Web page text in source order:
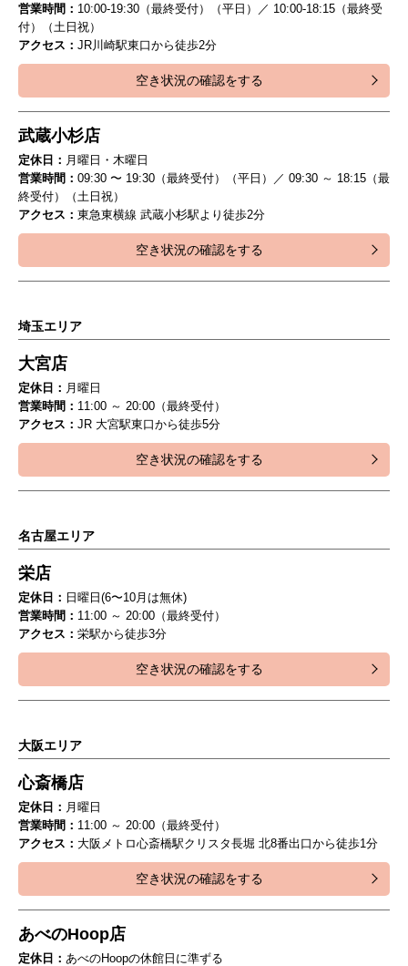
営業時間： 10:00-19:30（最終受付）（平日）／ 10:00-18:15（最終受
付）（土日祝）
アクセス： JR川崎駅東口から徒歩2分
空き状況の確認をする
武蔵小杉店
定休日： 月曜日・木曜日
営業時間： 09:30 〜 19:30（最終受付）（平日）／ 09:30 ～ 18:15（最
終受付）（土日祝）
アクセス： 東急東横線 武蔵小杉駅より徒歩2分
空き状況の確認をする
埼玉エリア
大宮店
定休日： 月曜日
営業時間： 11:00 ～ 20:00（最終受付）
アクセス： JR 大宮駅東口から徒歩5分
空き状況の確認をする
名古屋エリア
栄店
定休日： 日曜日(6〜10月は無休)
営業時間： 11:00 ～ 20:00（最終受付）
アクセス： 栄駅から徒歩3分
空き状況の確認をする
大阪エリア
心斎橋店
定休日： 月曜日
営業時間： 11:00 ～ 20:00（最終受付）
アクセス： 大阪メトロ心斎橋駅クリスタ長堀 北8番出口から徒歩1分
空き状況の確認をする
あべのHoop店
定休日： あべのHoopの休館日に準ずる